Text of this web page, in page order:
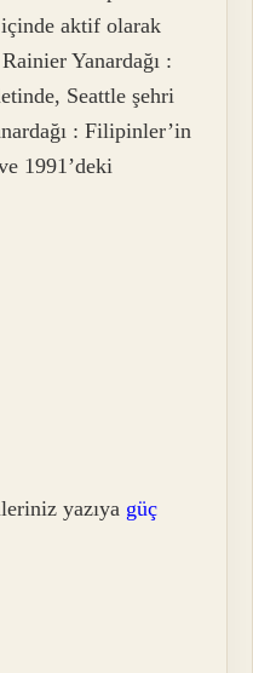
içinde aktif olarak
Yanardağı :
Seattle şehri
: Filipinler’in
1991’deki
yazıya güç